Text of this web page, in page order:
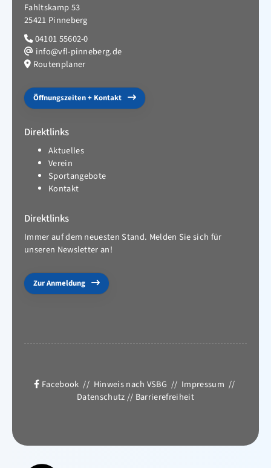
Fahltskamp 53
25421 Pinneberg
04101 55602-0
info@vfl-pinneberg.de
Routenplaner
Öffnungszeiten + Kontakt
Direktlinks
Aktuelles
Verein
Sportangebote
Kontakt
Direktlinks
Immer auf dem neuesten Stand. Melden Sie sich für
unseren Newsletter an!
Zur Anmeldung
Facebook // Hinweis nach VSBG // Impressum //
Datenschutz// Barrierefreiheit